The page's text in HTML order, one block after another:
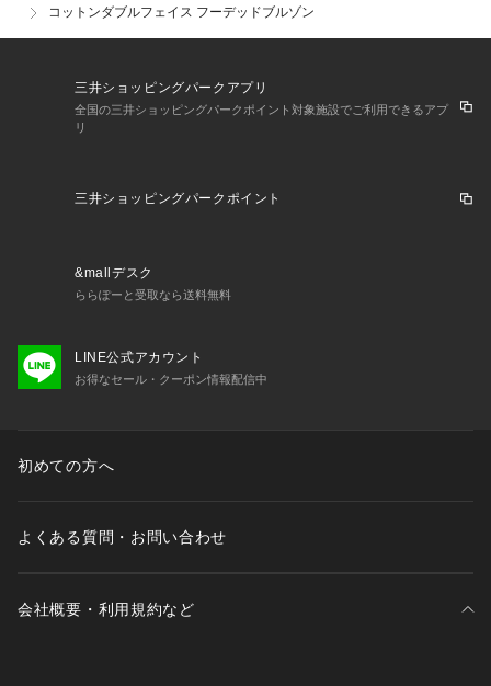
コットンダブルフェイス フーデッドブルゾン
三井ショッピングパークアプリ
全国の三井ショッピングパークポイント対象施設でご利用できるアプ
リ
三井ショッピングパークポイント
&mallデスク
ららぽーと受取なら送料無料
LINE公式アカウント
お得なセール・クーポン情報配信中
初めての方へ
よくある質問・お問い合わせ
会社概要・利用規約など